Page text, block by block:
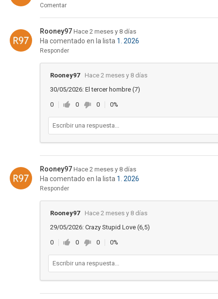
Comentar
Rooney97 Hace 2 meses y 8 días
Ha comentado en la lista 1. 2026
Responder
Rooney97
Hace 2 meses y 8 días
30/05/2026: El tercer hombre (7)
0 0 0 0%
Rooney97 Hace 2 meses y 8 días
Ha comentado en la lista 1. 2026
Responder
Rooney97
Hace 2 meses y 8 días
29/05/2026: Crazy Stupid Love (6,5)
0 0 0 0%